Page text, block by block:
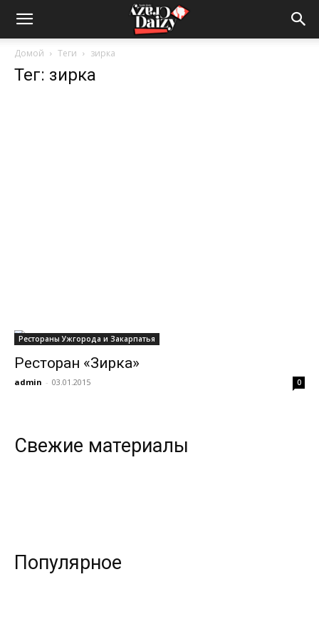
Crazy-
Daizy
всем
Домой Теги зирка
Тег: зирка
Рестораны Ужгорода и Закарпатья
Ресторан «Зирка»
admin - 03.01.2015 0
Свежие материалы
Популярное